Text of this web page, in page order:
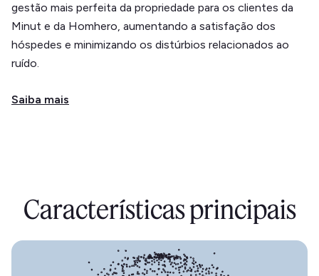
gestão mais perfeita da propriedade para os clientes da
Minut e da Homhero, aumentando a satisfação dos
hóspedes e minimizando os distúrbios relacionados ao
ruído.
Saiba mais
Características principais